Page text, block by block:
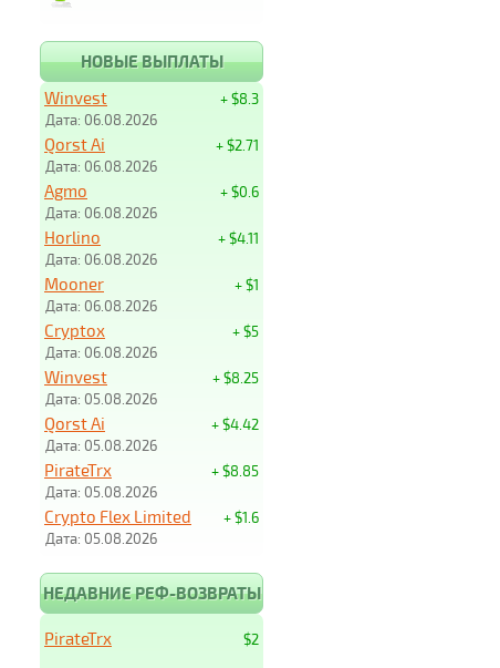
НОВЫЕ ВЫПЛАТЫ
+ $8.3
Winvest
Дата: 06.08.2026
+ $2.71
Qorst Ai
Дата: 06.08.2026
+ $0.6
Agmo
Дата: 06.08.2026
+ $4.11
Horlino
Дата: 06.08.2026
+ $1
Mooner
Дата: 06.08.2026
+ $5
Cryptox
Дата: 06.08.2026
+ $8.25
Winvest
Дата: 05.08.2026
+ $4.42
Qorst Ai
Дата: 05.08.2026
+ $8.85
PirateTrx
Дата: 05.08.2026
+ $1.6
Crypto Flex Limited
Дата: 05.08.2026
НЕДАВНИЕ РЕФ-ВОЗВРАТЫ
$2
PirateTrx